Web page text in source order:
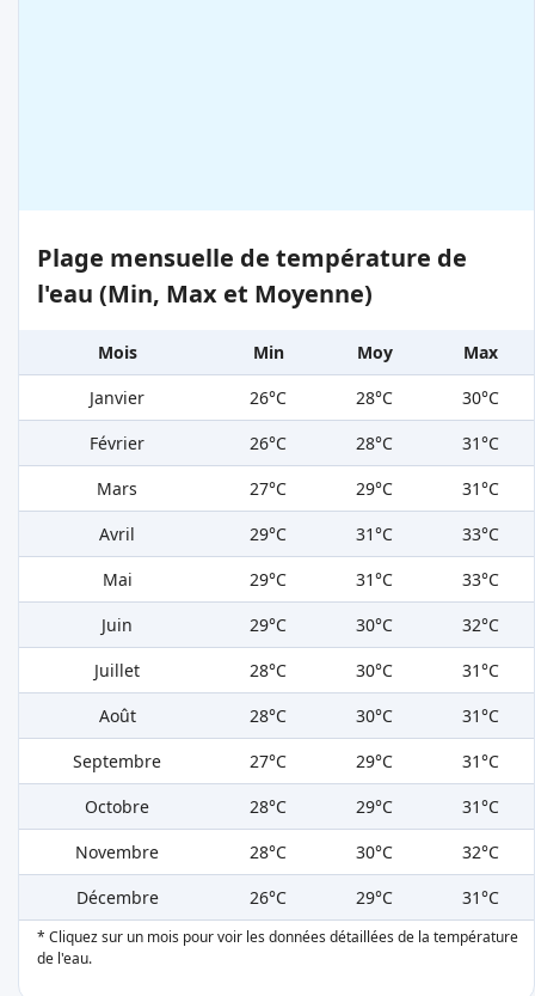
Plage mensuelle de température de
l'eau (Min, Max et Moyenne)
Mois Min Moy
Max
Janvier
26°C 28°C
30°C
Février
26°C 28°C
31°C
Mars
27°C 29°C
31°C
Avril
29°C 31°C
33°C
Mai
29°C 31°C
33°C
Juin
29°C 30°C
32°C
Juillet
28°C 30°C
31°C
Août
28°C 30°C
31°C
Septembre
27°C 29°C
31°C
Octobre
28°C 29°C
31°C
Novembre
28°C 30°C
32°C
Décembre
26°C 29°C 31°C
* Cliquez sur un mois pour voir les données détaillées de la température
de l'eau.